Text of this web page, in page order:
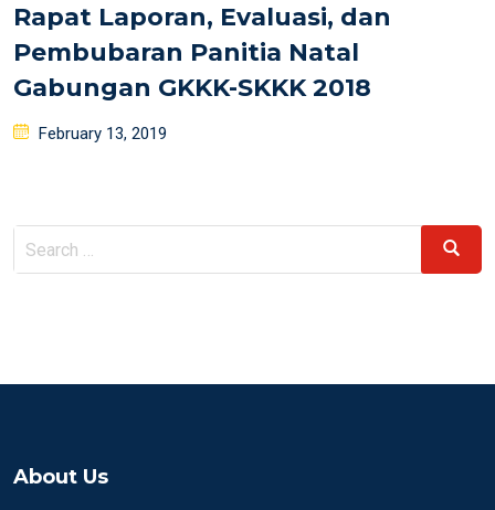
Rapat Laporan, Evaluasi, dan
Pembubaran Panitia Natal
Gabungan GKKK-SKKK 2018
Posted
February 13, 2019
Search
for:
Search
About Us